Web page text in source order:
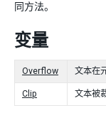
同方法。
变量
Overflow 文本在
Clip 文本被